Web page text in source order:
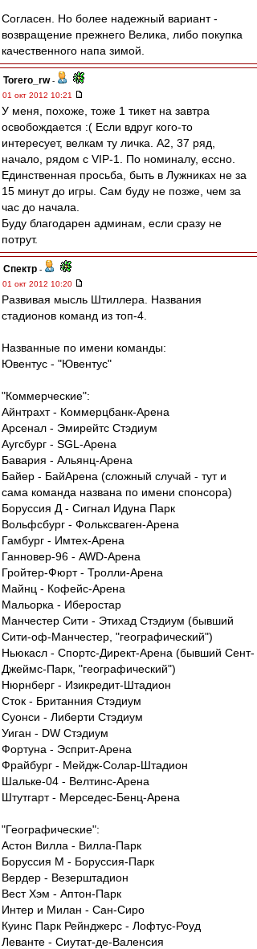
Согласен. Но более надежный вариант -
возвращение прежнего Велика, либо покупка
качественного напа зимой.
Torero_rw-
01 окт 2012 10:21
У меня, похоже, тоже 1 тикет на завтра
освобождается :( Если вдруг кого-то
интересует, велкам ту личка. А2, 37 ряд,
начало, рядом с VIP-1. По номиналу, ессно.
Единственная просьба, быть в Лужниках не за
15 минут до игры. Сам буду не позже, чем за
час до начала.
Буду благодарен админам, если сразу не
потрут.
Спектр -
01 окт 2012 10:20
Развивая мысль Штиллера. Названия
стадионов команд из топ-4.
Названные по имени команды:
Ювентус - "Ювентус"
"Коммерческие":
Айнтрахт - Коммерцбанк-Арена
Арсенал - Эмирейтс Стэдиум
Аугсбург - SGL-Арена
Бавария - Альянц-Арена
Байер - БайАрена (сложный случай - тут и
сама команда названа по имени спонсора)
Боруссия Д - Сигнал Идуна Парк
Вольфсбург - Фольксваген-Арена
Гамбург - Имтех-Арена
Ганновер-96 - AWD-Арена
Гройтер-Фюрт - Тролли-Арена
Майнц - Кофейс-Арена
Мальорка - Иберостар
Манчестер Сити - Этихад Стэдиум (бывший
Сити-оф-Манчестер, "географический")
Ньюкасл - Спортс-Директ-Арена (бывший Сент-
Джеймс-Парк, "географический")
Нюрнберг - Изикредит-Штадион
Сток - Британния Стэдиум
Суонси - Либерти Стэдиум
Уиган - DW Стэдиум
Фортуна - Эсприт-Арена
Фрайбург - Мейдж-Солар-Штадион
Шальке-04 - Велтинс-Арена
Штутгарт - Мерседес-Бенц-Арена
"Географические":
Астон Вилла - Вилла-Парк
Боруссия М - Боруссия-Парк
Вердер - Везерштадион
Вест Хэм - Аптон-Парк
Интер и Милан - Сан-Сиро
Куинс Парк Рейнджерс - Лофтус-Роуд
Леванте - Сиутат-де-Валенсия